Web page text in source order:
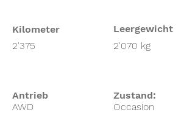
Kilometer
2'375
Leergewicht
2'070 kg
Antrieb
AWD
Zustand:
Occasion